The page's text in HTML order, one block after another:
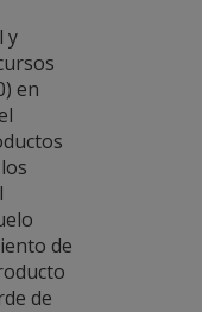
y
en
de
de